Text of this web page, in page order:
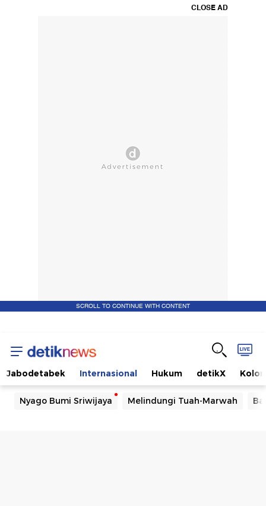
CLOSE AD
SCROLL TO CONTINUE WITH CONTENT
Jabodetabek Internasional Hukum detikX
Nyago Bumi Sriwijaya Melindungi Tuah-Marwah